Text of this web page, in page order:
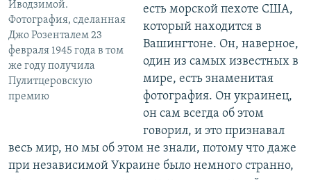
Иводзимой.
Фотография, сделанная
Джо Розенталем 23
февраля 1945 года в том
же году получила
Пулитцеровскую
премию
есть морской пехоте США,
который находится в
Вашингтоне. Он, наверное,
один из самых известных в
мире, есть знаменитая
фотография. Он украинец,
он сам всегда об этом
говорил, и это признавал
весь мир, но мы об этом не знали, потому что даже
при независимой Украине было немного странно,